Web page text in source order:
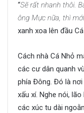
“Sẽ rất nhanh thôi.
ông Mực nữa, thì
xanh xoa lên đầu
Cách nhà Cá Nhỏ
các cư dân quanh
phía Đông. Đó là
xấu xí. Nghe nói,
các xúc tu dài